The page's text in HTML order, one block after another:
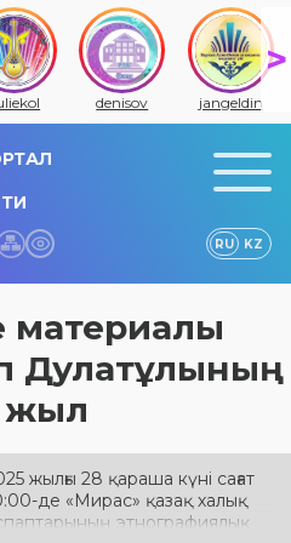
denisov jangeldin
RU KZ
материалы
Дулатұлының
жыл
жылғы 28 қараша күні сағат
де «Мирас» қазақ халық
этнографиялық